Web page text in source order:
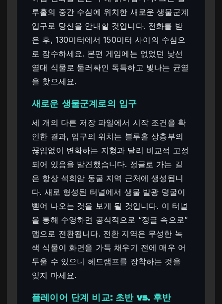
루홀의 중간 수심에 위치한 새로운 생물군계
입구로 당신을 안내할 것입니다. 전화를 받
은 후, 130미터에서 150미터 사이의 수심으
로 잠수하세요. 본편 게임에는 없었던 낯선
열대 식물로 둘러싸인 독특하고 빛나는 균열
을 찾으세요.
새로운 생물군계로의 입구
세 개의 다른 저장 파일에서 시작 조건을 확
인한 결과, 입구의 위치는 블루홀 상층부의
끊임없이 변화하는 지형과 달리 비교적 고정
되어 있음을 발견했습니다. 정글로 가는 길
은 항상 석회암 동굴 지역 근처에 생성됩니
다. 새로 형성된 터널에서 생물 발광 덩굴이
뻗어 나오는 것을 보게 될 것입니다. 이 터널
을 통해 수영하면 공식적으로 “정글 속으로”
맵으로 전환됩니다. 전환 지역은 무성한 녹
색 식물이 화면을 가득 채우기 전에 매우 어
두울 수 있으니 헤드램프를 장착하는 것을
잊지 마세요.
플레이어 단계 비교: 초반 vs. 후반